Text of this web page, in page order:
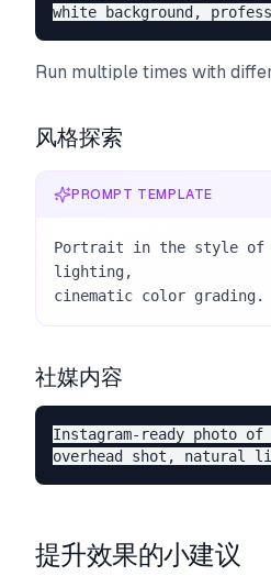
Run multiple times with
风格探索
PROMPT TEMPLATE
Portrait in the style of
lighting,
cinematic color grading.
社媒内容
Instagram-ready photo
提升效果的小建议